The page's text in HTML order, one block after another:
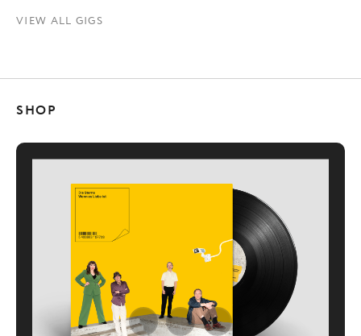
VIEW ALL GIGS
SHOP